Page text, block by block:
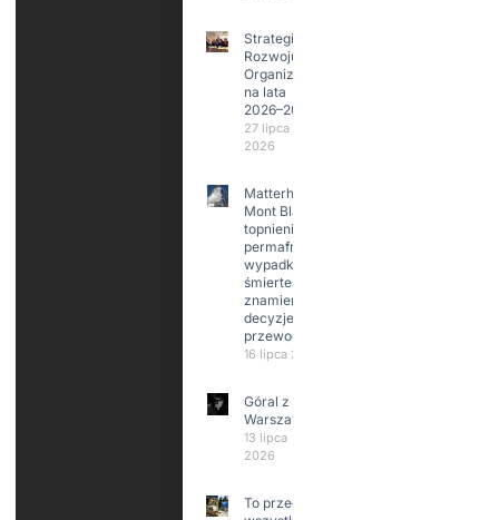
Strategia
Rozwoju
Organizacji
na lata
2026–2029
27 lipca
2026
Matterhorn i
Mont Blanc:
topnienie
permafrost,
wypadki
śmiertelne,
znamienne
decyzje
przewodników
16 lipca 2026
Góral z
Warszawy.
13 lipca
2026
To przede